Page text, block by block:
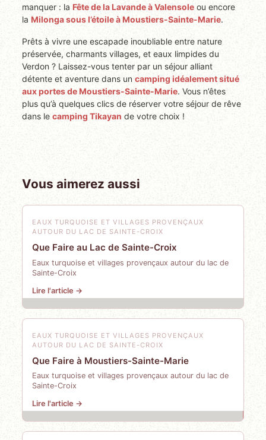
manquer : laFête de la Lavande à Valensole ou encore
la Milonga sous l’étoile à Moustiers-Sainte-Marie.
Prêts à vivre une escapade inoubliable entre nature
préservée, charmants villages, et eaux limpides du
Verdon ? Laissez-vous tenter par un séjour alliant
détente et aventure dans uncamping idéalement situé
aux portes de Moustiers-Sainte-Marie. Vous n’êtes
plus qu’à quelques clics de réserver votre séjour de rêve
dans lecamping Tikayan de votre choix !
Vous aimerez aussi
EAUX TURQUOISE ET VILLAGES PROVENÇAUX
AUTOUR DU LAC DE SAINTE-CROIX
Que Faire au Lac de Sainte-Croix
Eaux turquoise et villages provençaux autour du lac de
Sainte-Croix
Lire l'article →
EAUX TURQUOISE ET VILLAGES PROVENÇAUX
AUTOUR DU LAC DE SAINTE-CROIX
Que Faire à Moustiers-Sainte-Marie
Eaux turquoise et villages provençaux autour du lac de
Sainte-Croix
Lire l'article →